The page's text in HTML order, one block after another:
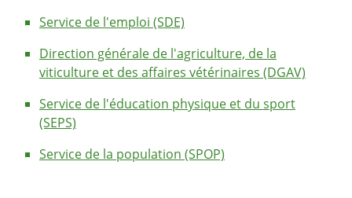
Service de l'emploi (SDE)
Direction générale de l'agriculture, de la
viticulture et des affaires vétérinaires (DGAV)
Service de l'éducation physique et du sport
(SEPS)
Service de la population (SPOP)